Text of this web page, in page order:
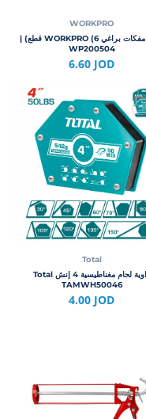
WORKPRO
طقم مفكات براغي WORKPRO (6 قطع) |
WP200504
6.60 JOD
Total
زاوية لحام مغناطيسية 4 إنش Total
TAMWH50046
4.00 JOD